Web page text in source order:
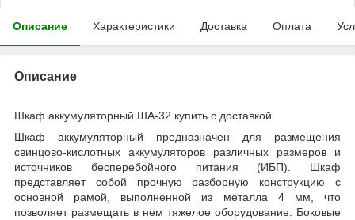
Описание Характеристики Доставка Оплата
Описание
Шкаф аккумуляторный ША-32 купить с доставкой
Шкаф аккумуляторный предназначен для размещения
свинцово-кислотных аккумуляторов различных размеров и
источников бесперебойного питания (ИБП). Шкаф
представляет собой прочную разборную конструкцию с
основной рамой, выполненной из металла 4 мм, что
позволяет размещать в нем тяжелое оборудование. Боковые